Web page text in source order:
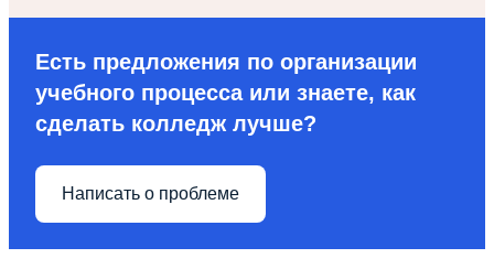
Есть предложения по организации
учебного процесса или знаете, как
сделать колледж лучше?
Написать о проблеме